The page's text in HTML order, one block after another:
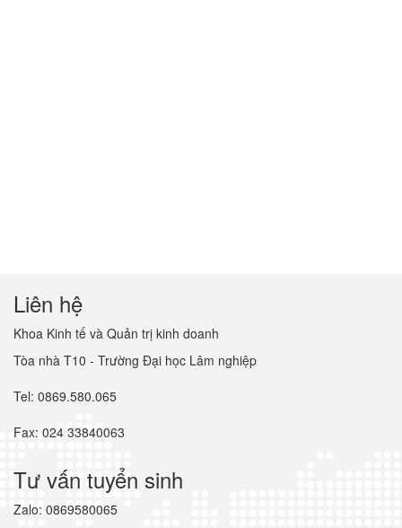
Liên hệ
Khoa Kinh tế và Quản trị kinh doanh
Tòa nhà T10 - Trường Đại học Lâm nghiệp
Tel: 0869.580.065
Fax: 024 33840063
Tư vấn tuyển sinh
Zalo: 0869580065